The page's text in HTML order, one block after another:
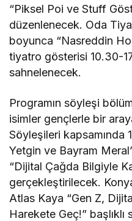
“Piksel Poi ve Stuff
düzenlenecek. Oda
boyunca “Nasreddin
tiyatro gösterisi 10.30-
sahnelenecek.
Programın söyleşi
isimler gençlerle bir
Söyleşileri kapsamında
Yetgin ve Bayram
“Dijital Çağda Bilgiyle
gerçekleştirilecek.
Atlas Kaya “Gen Z,
Harekete Geç!”